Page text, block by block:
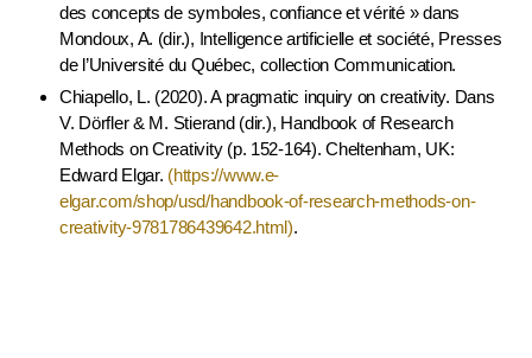
des concepts de symboles, confiance et vérité » dans
Mondoux, A. (dir.), Intelligence artificielle et société, Presses
de l’Université du Québec, collection Communication.
Chiapello, L. (2020). A pragmatic inquiry on creativity. Dans
V. Dörfler & M. Stierand (dir.), Handbook of Research
Methods on Creativity (p. 152-164). Cheltenham, UK:
Edward Elgar. (https://www.e-
elgar.com/shop/usd/handbook-of-research-methods-on-
creativity-9781786439642.html).